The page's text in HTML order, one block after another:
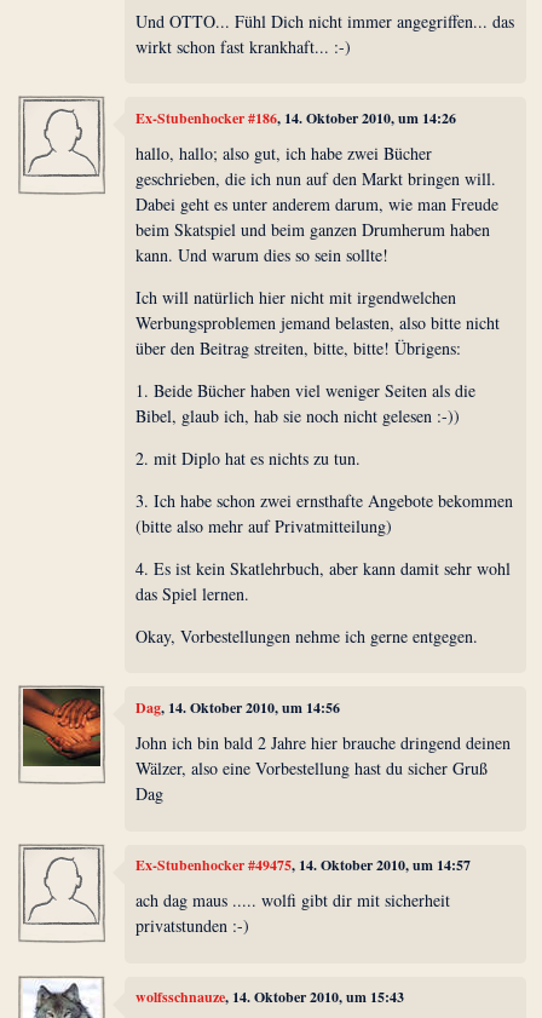
Und OTTO... Fühl Dich nicht immer angegriffen... das
wirkt schon fast krankhaft... :-)
Ex-Stubenhocker #186, 14. Oktober 2010, um 14:26
hallo, hallo; also gut, ich habe zwei Bücher
geschrieben, die ich nun auf den Markt bringen will.
Dabei geht es unter anderem darum, wie man Freude
beim Skatspiel und beim ganzen Drumherum haben
kann. Und warum dies so sein sollte!
Ich will natürlich hier nicht mit irgendwelchen
Werbungsproblemen jemand belasten, also bitte nicht
über den Beitrag streiten, bitte, bitte! Übrigens:
1. Beide Bücher haben viel weniger Seiten als die
Bibel, glaub ich, hab sie noch nicht gelesen :-))
2. mit Diplo hat es nichts zu tun.
3. Ich habe schon zwei ernsthafte Angebote bekommen
(bitte also mehr auf Privatmitteilung)
4. Es ist kein Skatlehrbuch, aber kann damit sehr wohl
das Spiel lernen.
Okay, Vorbestellungen nehme ich gerne entgegen.
Dag, 14. Oktober 2010, um 14:56
John ich bin bald 2 Jahre hier brauche dringend deinen
Wälzer, also eine Vorbestellung hast du sicher Gruß
Dag
Ex-Stubenhocker #49475, 14. Oktober 2010, um 14:57
ach dag maus ..... wolfi gibt dir mit sicherheit
privatstunden :-)
wolfsschnauze, 14. Oktober 2010, um 15:43